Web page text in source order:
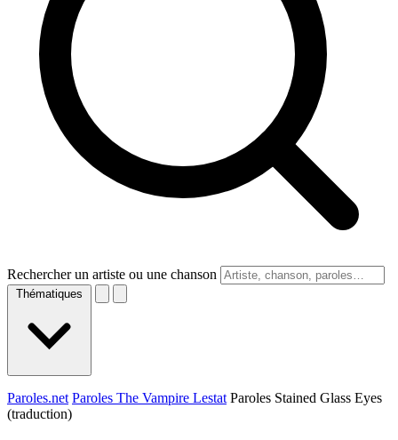
Rechercher un artiste ou une chanson
Thématiques
Paroles.net Paroles The Vampire Lestat Paroles Stained Glass Eyes
(traduction)